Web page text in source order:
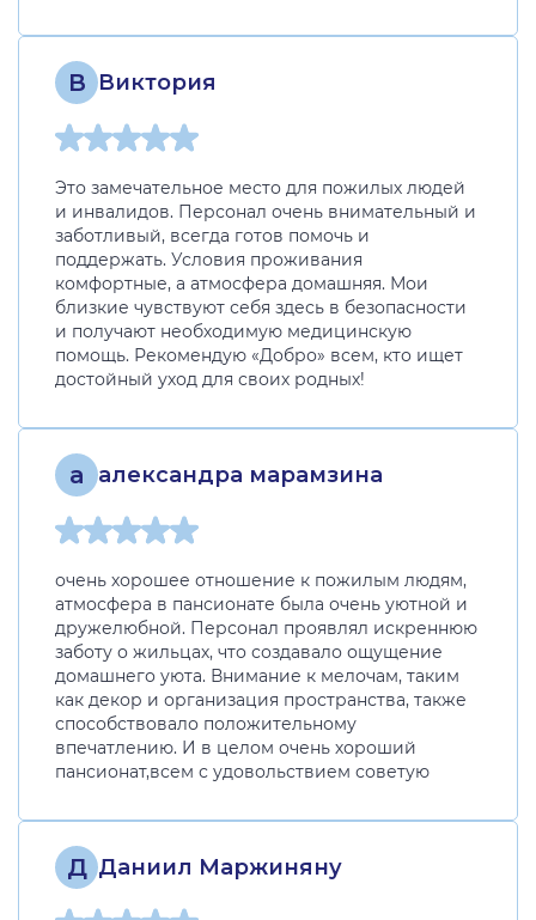
В Виктория
Это замечательное место для пожилых людей
и инвалидов. Персонал очень внимательный и
заботливый, всегда готов помочь и
поддержать. Условия проживания
комфортные, а атмосфера домашняя. Мои
близкие чувствуют себя здесь в безопасности
и получают необходимую медицинскую
помощь. Рекомендую «Добро» всем, кто ищет
достойный уход для своих родных!
а александра марамзина
очень хорошее отношение к пожилым людям,
атмосфера в пансионате была очень уютной и
дружелюбной. Персонал проявлял искреннюю
заботу о жильцах, что создавало ощущение
домашнего уюта. Внимание к мелочам, таким
как декор и организация пространства, также
способствовало положительному
впечатлению. И в целом очень хороший
пансионат,всем с удовольствием советую
Д Даниил Маржиняну